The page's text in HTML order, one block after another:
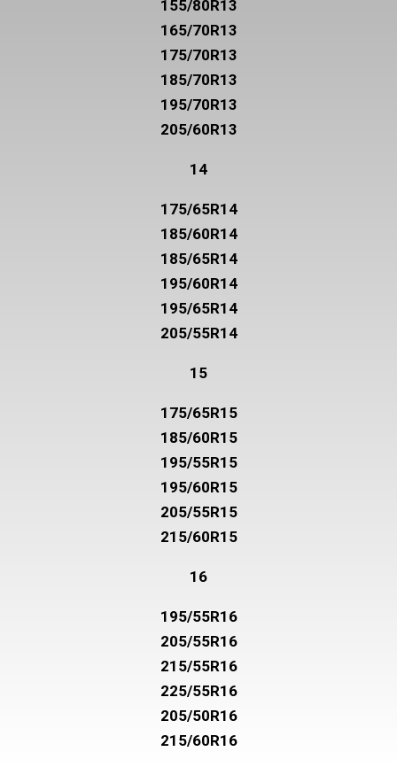
155/80R13
165/70R13
175/70R13
185/70R13
195/70R13
205/60R13
14
175/65R14
185/60R14
185/65R14
195/60R14
195/65R14
205/55R14
15
175/65R15
185/60R15
195/55R15
195/60R15
205/55R15
215/60R15
16
195/55R16
205/55R16
215/55R16
225/55R16
205/50R16
215/60R16